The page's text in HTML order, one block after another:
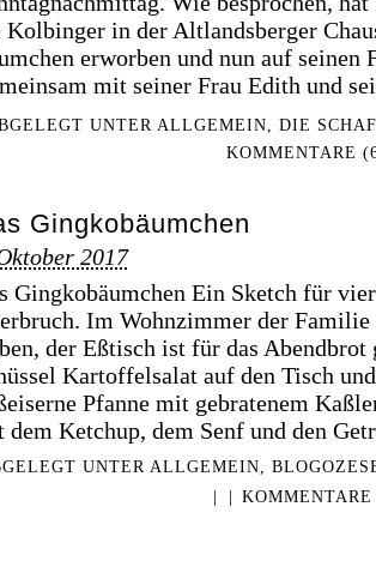
Kolbinger in der Altlandsberger
erworben und nun auf seinen
mit seiner Frau Edith und
UNTER ALLGEMEIN
DIE
KOMMENTARE
Gingkobäumchen
2017
Gingkobäumchen Ein Sketch für
Im Wohnzimmer der
der Eßtisch ist für das
Kartoffelsalat auf den Tisch
Pfanne mit gebratenem
dem Ketchup, dem Senf und den
UNTER ALLGEMEIN,
|
|